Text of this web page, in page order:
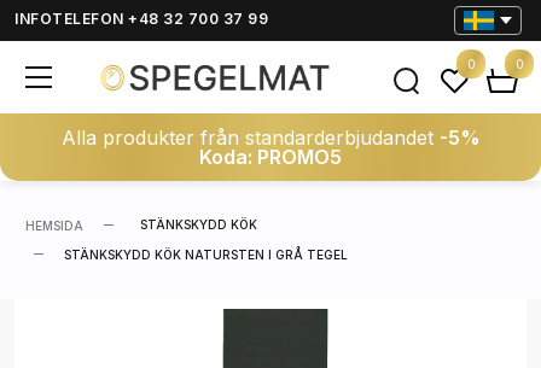
INFOTELEFON +48 32 700 37 99
Alla produkter från standarderbjudandet -5%
Koda: PROMO5
0 0
HEMSIDA STÄNKSKYDD KÖK
STÄNKSKYDD KÖK NATURSTEN I GRÅ TEGEL